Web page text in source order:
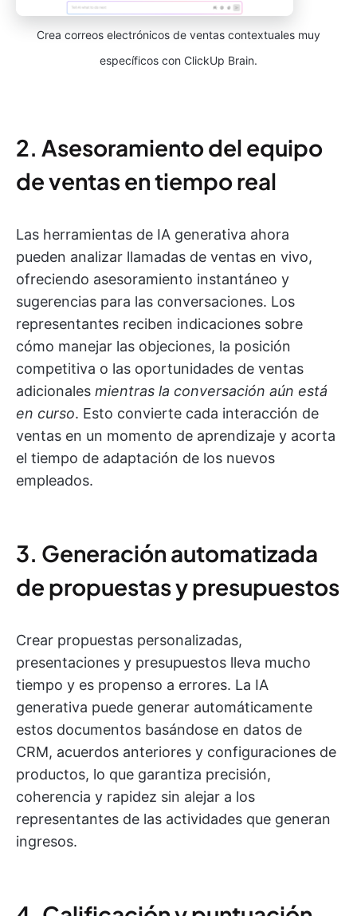
Crea correos electrónicos de ventas contextuales muy
específicos con ClickUp Brain.
2. Asesoramiento del equipo
de ventas en tiempo real
Las herramientas de IA generativa ahora
pueden analizar llamadas de ventas en vivo,
ofreciendo asesoramiento instantáneo y
sugerencias para las conversaciones. Los
representantes reciben indicaciones sobre
cómo manejar las objeciones, la posición
competitiva o las oportunidades de ventas
adicionales mientras la conversación aún está
en curso. Esto convierte cada interacción de
ventas en un momento de aprendizaje y acorta
el tiempo de adaptación de los nuevos
empleados.
3. Generación automatizada
de propuestas y presupuestos
Crear propuestas personalizadas,
presentaciones y presupuestos lleva mucho
tiempo y es propenso a errores. La IA
generativa puede generar automáticamente
estos documentos basándose en datos de
CRM, acuerdos anteriores y configuraciones de
productos, lo que garantiza precisión,
coherencia y rapidez sin alejar a los
representantes de las actividades que generan
ingresos.